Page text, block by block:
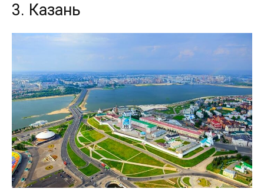
3. Казань